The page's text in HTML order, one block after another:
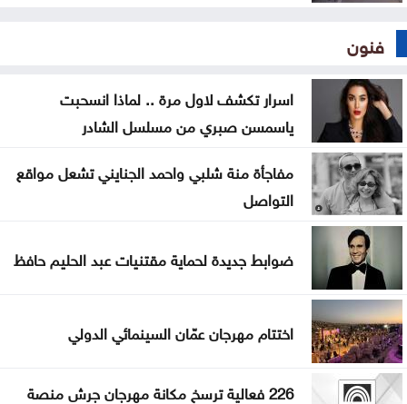
فنون
اسرار تكشف لاول مرة .. لماذا انسحبت
ياسمسن صبري من مسلسل الشادر
مفاجأة منة شلبي واحمد الجنايني تشعل مواقع
التواصل
ضوابط جديدة لحماية مقتنيات عبد الحليم حافظ
اختتام مهرجان عمّان السينمائي الدولي
226 فعالية ترسخ مكانة مهرجان جرش منصة